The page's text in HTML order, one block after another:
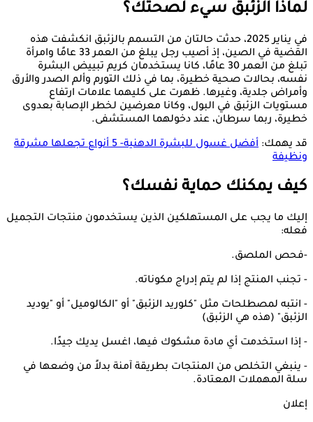
لماذا الزئبق سيء لصحتك؟
في يناير 2025، حدثت حالتان من التسمم بالزئبق انكشفت هذه
القضية في الصين، إذ أصيب رجل يبلغ من العمر 33 عامًا وامرأة
تبلغ من العمر 30 عامًا، كانا يستخدمان كريم تبييض البشرة
نفسه، بحالات صحية خطيرة، بما في ذلك التورم وألم الصدر والأرق
وأمراض جلدية، وغيرها. ظهرت على كليهما علامات ارتفاع
مستويات الزئبق في البول، وكانا معرضين لخطر الإصابة بعدوى
خطيرة، ربما سرطان، عند دخولهما المستشفى.
قد يهمك:
أفضل غسول للبشرة الدهنية- 5 أنواع تجعلها مشرقة
ونظيفة
كيف يمكنك حماية نفسك؟
إليك ما يجب على المستهلكين الذين يستخدمون منتجات التجميل
فعله:
-فحص الملصق.
- تجنب المنتج إذا لم يتم إدراج مكوناته.
- انتبه لمصطلحات مثل "كلوريد الزئبق" أو "الكالوميل" أو "يوديد
الزئبق" (هذه هي الزئبق)
- إذا استخدمت أي مادة مشكوك فيها، اغسل يديك جيدًا.
- ينبغي التخلص من المنتجات بطريقة آمنة بدلاً من وضعها في
سلة المهملات المعتادة.
إعلان